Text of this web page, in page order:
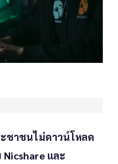
ชาชนไม่ดาวน์โหลด
และ